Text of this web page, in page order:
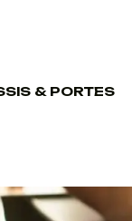
& PORTES